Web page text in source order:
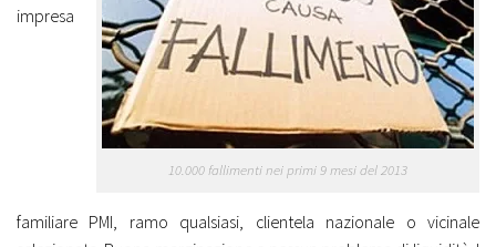
10.000 fallimenti nei primi 9 mesi del 2013
impresa
familiare PMI, ramo qualsiasi, clientela nazionale o vicinale